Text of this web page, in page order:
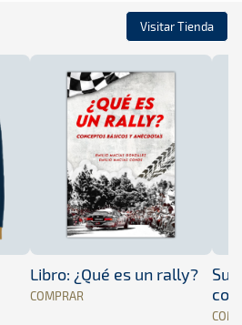
Visitar Tienda
Libro: ¿Qué es un rally?
COMPRAR